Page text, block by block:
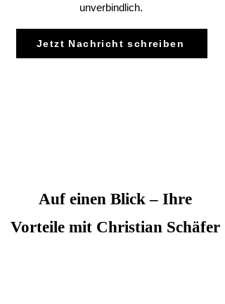
unverbindlich.
Jetzt Nachricht schreiben
Auf einen Blick – Ihre
Vorteile mit Christian Schäfer